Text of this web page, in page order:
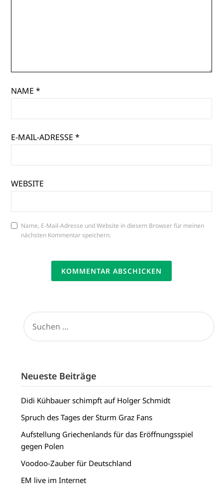
NAME*
E-MAIL-ADRESSE*
WEBSITE
Name, E-Mail-Adresse und Website in diesem Browser für meinen
nächsten Kommentar speichern.
NACH:
Neueste Beiträge
Didi Kühbauer schimpft auf Holger Schmidt
Spruch des Tages der Sturm Graz Fans
Aufstellung Griechenlands für das Eröffnungsspiel
gegen Polen
Voodoo-Zauber für Deutschland
EM live im Internet